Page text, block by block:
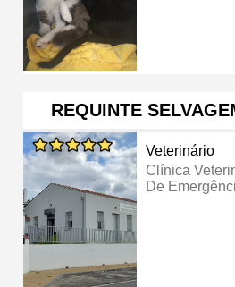
REQUINTE
Veterinário
Clínica
De